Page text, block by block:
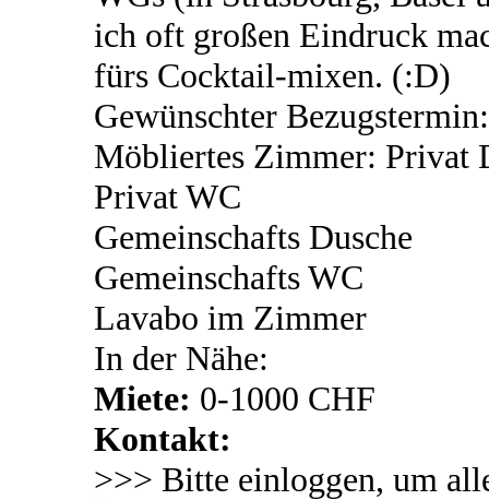
ich oft großen Eindruck
fürs Cocktail-mixen. (:D)
Gewünschter
Möbliertes Zimmer: Privat
Privat WC
Gemeinschafts Dusche
Gemeinschafts WC
Lavabo im Zimmer
In der Nähe:
Miete: 0-1000 CHF
Kontakt:
>>> Bitte einloggen, um